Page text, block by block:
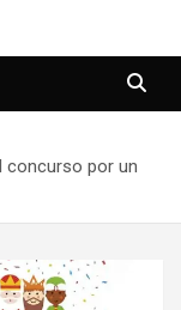
concurso por un